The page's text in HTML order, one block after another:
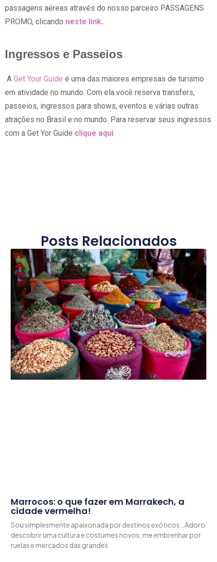
passagens aéreas através do nosso parceiro PASSAGENS
PROMO, clicando neste link.
Ingressos e Passeios
A Get Your Guide é uma das maiores empresas de turismo
em atividade no mundo. Com ela você reserva transfers,
passeios, ingressos para shows, eventos e várias outras
atrações no Brasil e no mundo. Para reservar seus ingressos
com a Get Yor Guide clique aqui
Posts Relacionados
Marrocos: o que fazer em Marrakech, a
cidade vermelha!
Sou simplesmente apaixonada por destinos exóticos…Adoro
descobrir uma cultura e costumes novos, me embrenhar por
ruelas e mercados das grandes